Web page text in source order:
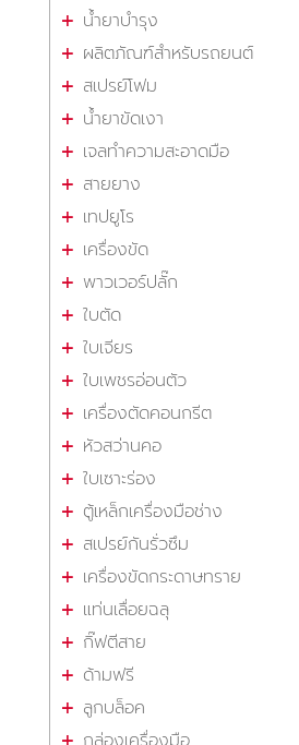
น้ำยาบำรุง
ผลิตภัณฑ์สำหรับรถยนต์
สเปรย์โฟม
น้ำยาขัดเงา
เจลทำความสะอาดมือ
สายยาง
เทปยูโร
เครื่องขัด
พาวเวอร์ปลั๊ก
ใบตัด
ใบเจียร
ใบเพชรอ่อนตัว
เครื่องตัดคอนกรีต
หัวสว่านคอ
ใบเซาะร่อง
ตู้เหล็กเครื่องมือช่าง
สเปรย์กันรั่วซึม
เครื่องขัดกระดาษทราย
แท่นเลื่อยฉลุ
กิ๊ฟตีสาย
ด้ามฟรี
ลูกบล็อค